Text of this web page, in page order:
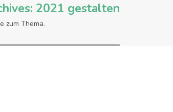
2021 gestalten
zum Thema.